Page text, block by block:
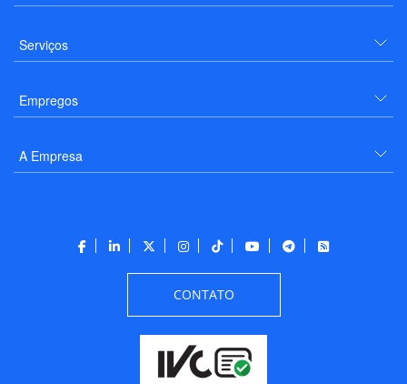
Serviços
Empregos
A Empresa
CONTATO